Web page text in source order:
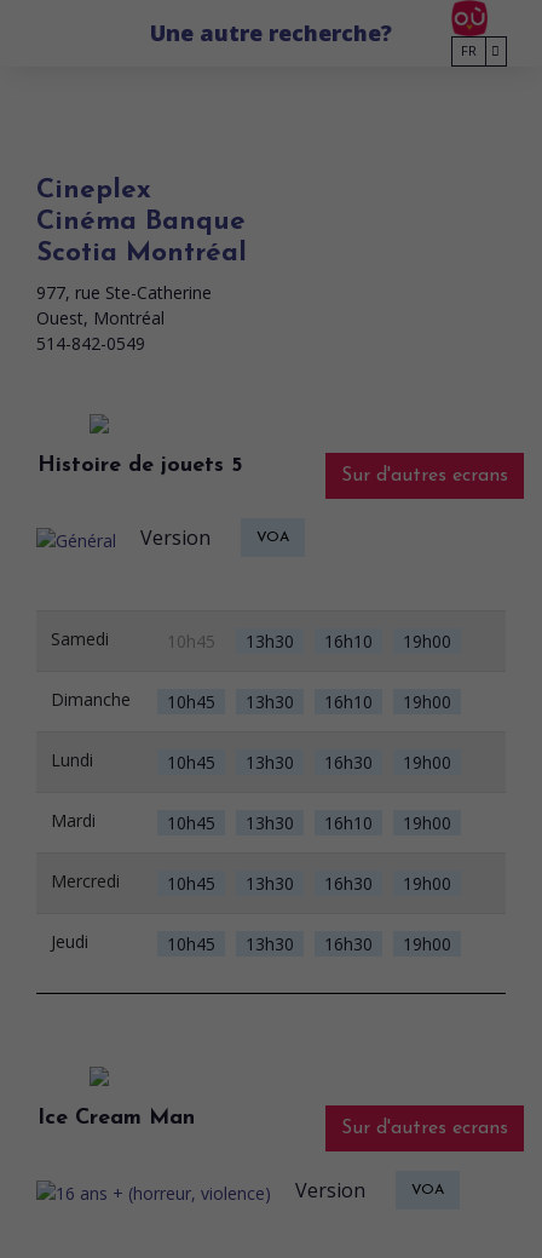
Une autre recherche?
FR
Cineplex
Cinéma Banque
Scotia Montréal
977, rue Ste-Catherine
Ouest, Montréal
514-842-0549
Histoire de jouets 5 Sur d'autres ecrans
Version VOA
Samedi 10h45 13h30 16h10 19h00
Dimanche 10h45 13h30 16h10 19h00
Lundi 10h45 13h30 16h30 19h00
Mardi 10h45 13h30 16h10 19h00
Mercredi 10h45 13h30 16h30 19h00
Jeudi 10h45 13h30 16h30 19h00
Ice Cream Man Sur d'autres ecrans
Version VOA